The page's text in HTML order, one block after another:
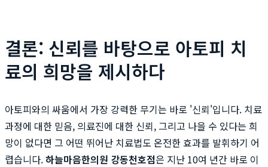
결론: 신뢰를 바탕으로 아토피 치
료의 희망을 제시하다
아토피와의 싸움에서 가장 강력한 무기는 바로 '신뢰'입니다. 치료
과정에 대한 믿음, 의료진에 대한 신뢰, 그리고 나을 수 있다는 희
망이 없다면 그 어떤 뛰어난 치료법도 온전한 효과를 발휘하기 어
렵습니다.하늘마음한의원 강동천호점은 지난 10여 년간 바로 이